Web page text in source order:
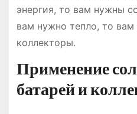
энергия, то вам нужны
вам нужно тепло, то
коллекторы.
Применение
батарей и